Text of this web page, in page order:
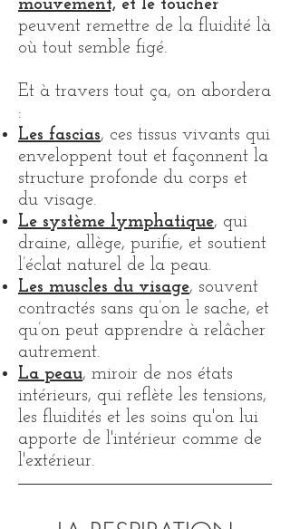
mouvement, et le toucher
peuvent remettre de la fluidité là
où tout semble figé.
Et à travers tout ça, on abordera
:
Les fascias, ces tissus vivants qui
enveloppent tout et façonnent la
structure profonde du corps et
du visage.
Le système lymphatique, qui
draine, allège, purifie, et soutient
l’éclat naturel de la peau.
Les muscles du visage, souvent
contractés sans qu’on le sache, et
qu’on peut apprendre à relâcher
autrement.
La peau, miroir de nos états
intérieurs, qui reflète les tensions,
les fluidités et les soins qu'on lui
apporte de l'intérieur comme de
l'extérieur.